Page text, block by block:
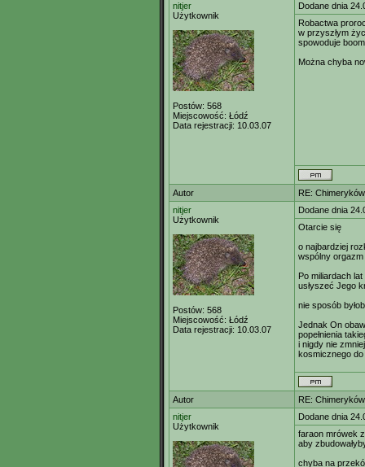
nitjer
Użytkownik
Postów: 568
Miejscowość: Łódź
Data rejestracji: 10.03.07
Dodane dnia
Robactwa
w przyszłym
spowoduje
Można chyba
Autor
RE:
nitjer
Użytkownik
Postów: 568
Miejscowość: Łódź
Data rejestracji: 10.03.07
Dodane dnia
Otarcie się
o najbardziej
wspólny orgazm
Po miliardach lat
usłyszeć Jego
nie sposób
Jednak On
popełnienia
i nigdy nie
kosmicznego
Autor
RE:
nitjer
Użytkownik
Dodane dnia
faraon mrówek
aby
chyba na